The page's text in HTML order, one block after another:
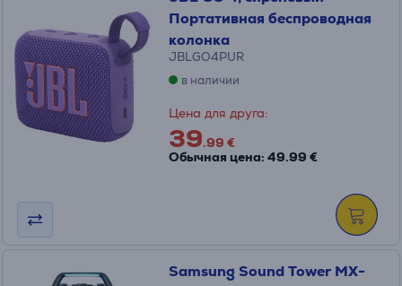
Портативная беспроводная
колонка
JBLGO4PUR
в наличии
Цена для друга:
39.99 €
Обычная цена: 49.99 €
Samsung Sound Tower MX-